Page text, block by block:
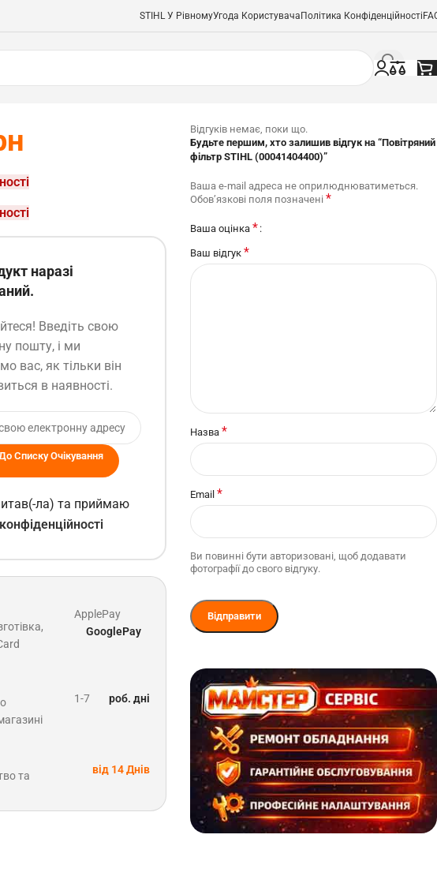
STIHL У РівномуУгода Користувача Політика Конфіденційності
наразі
Введіть свою
пошту, і ми
вас, як тільки він
в наявності.
Списку Очікування
ла) та приймаю
ApplePay
GooglePay
1-7 роб. дні
та
від 14 Днів
Відгуків немає, поки що.
Будьте першим, хто залишив відгук на “Повітряний
фільтр STIHL (00041404400)”
Ваша e-mail адреса не оприлюднюватиметься.
Обов’язкові поля позначені *
Ваша оцінка *
Ваш відгук *
Назва *
Email *
Ви повинні бути авторизовані, щоб додавати
фотографії до свого відгуку.